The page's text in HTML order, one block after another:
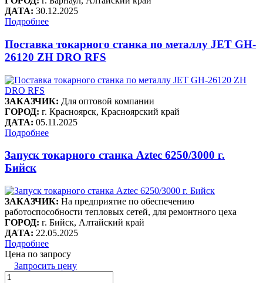
ДАТА: 30.12.2025
Подробнее
Поставка токарного станка по металлу JET GH-
26120 ZH DRO RFS
ЗАКАЗЧИК: Для оптовой компании
ГОРОД: г. Красноярск, Красноярский край
ДАТА: 05.11.2025
Подробнее
Запуск токарного станка Aztec 6250/3000 г.
Бийск
ЗАКАЗЧИК: На предприятие по обеспечению
работоспособности тепловых сетей, для ремонтного цеха
ГОРОД: г. Бийск, Алтайский край
ДАТА: 22.05.2025
Подробнее
Цена по запросу
Запросить цену